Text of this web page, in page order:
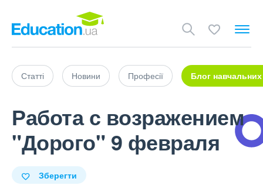
Статті Новини Професії Блог навчальних
Работа с возражением
"Дорого" 9 февраля
Зберегти